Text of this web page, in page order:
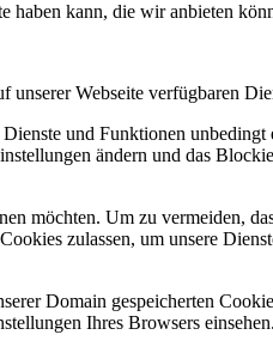
haben kann, die wir anbieten
Webseite verfügbaren
und Funktionen
ändern und das
möchten. Um zu vermeiden,
zulassen, um unsere
Domain gespeicherten
Ihres Browsers einsehen.